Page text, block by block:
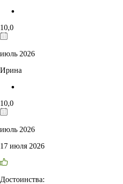
10,0
июль 2026
Ирина
10,0
июль 2026
17 июля 2026
Достоинства: